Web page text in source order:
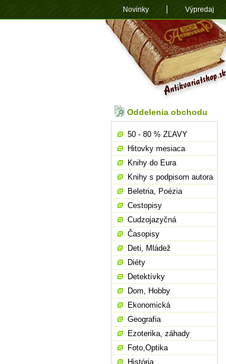
Oddelenia obchodu
50 - 80 % ZĽAVY
Hitovky mesiaca
Knihy do Eura
Knihy s podpisom autora
Beletria, Poézia
Cestopisy
Cudzojazyčná
Časopisy
Deti, Mládež
Diéty
Detektívky
Dom, Hobby
Ekonomická
Geografia
Ezoterika, záhady
Foto,Optika
História
Novinky Výpredaj